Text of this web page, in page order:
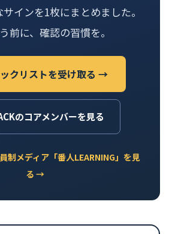
インを1枚にまとめました。
前に、確認の習慣を。
クリストを受け取る →
のコアメンバーを見る
制メディア「番人LEARNING」を見
る →